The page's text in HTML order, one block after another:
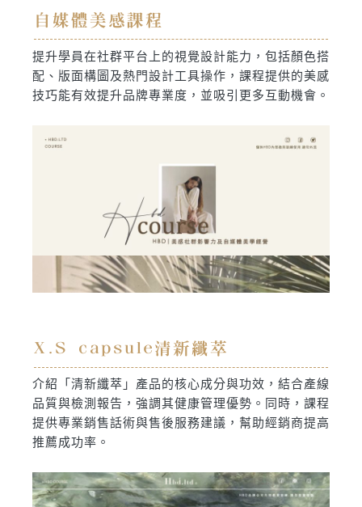
自媒體美感課程
提升學員在社群平台上的視覺設計能力，包括顏色搭
配、版面構圖及熱門設計工具操作，課程提供的美感
技巧能有效提升品牌專業度，並吸引更多互動機會。
X.S capsule清新纖萃
介紹「清新纖萃」產品的核心成分與功效，結合產線
品質與檢測報告，強調其健康管理優勢。同時，課程
提供專業銷售話術與售後服務建議，幫助經銷商提高
推薦成功率。